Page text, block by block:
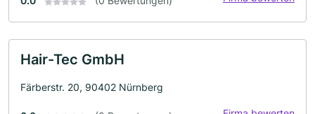
Hair-Tec GmbH
Färberstr. 20, 90402 Nürnberg